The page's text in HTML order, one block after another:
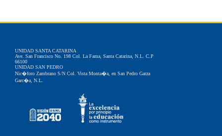
UNIDAD SANTA CATARINA
Ave. San Francisco No. 198 Col. La Fama, Santa Catarina, N.L. C.P
66100
UNIDAD SAN PEDRO
Nic�foro Zambrano S/N Col. Vista Monta�a, en San Pedro Garza
Garc�a, N.L.